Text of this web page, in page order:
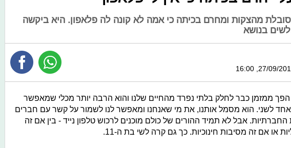
שי בת ה-11 סובלת מהצקות ומחרם בכיתה כי אמה לא קונה לה פלאפון. היא ביקשה
בנושא
הפך ממזמן כבר לחלק בלתי נפרד מהחיים שלנו והוא הרבה יותר מכלי שמאפשר
לשני. הוא מסמל אותנו, את מי שאנחנו ומאפשר לנו לשמור על קשר עם חברים
אבל לא תמיד ההורים של כולם מוכנים לרכוש טלפון נייד - בין אם זה
או אם זה מסיבות חינוכיות. כך גם קרה לשי בת ה-11.